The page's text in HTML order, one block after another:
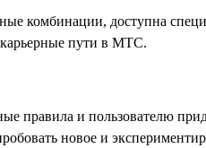
комбинации, доступна
пути в МТС.
правила и пользователю
новое и